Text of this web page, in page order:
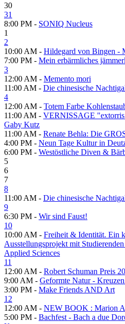
30
31
8:00 PM - SONIQ Nucleus
1
2
10:00 AM - Hildegard von Bingen -
7:00 PM - Mein erbärmliches
3
12:00 AM - Memento mori
11:00 AM - Die chinesische
4
12:00 AM - Totem Farbe
11:00 AM - VERNISSAGE
Gaby Kutz
11:00 AM - Renate Behla: Die
4:00 PM - Neun Tage Kultur in
6:00 PM - Westöstliche Diven &
5
6
7
8
11:00 AM - Die chinesische
9
6:30 PM - Wir sind Faust!
10
10:00 AM - Freiheit & Identität. Ein
Ausstellungsprojekt mit
Applied Sciences
11
12:00 AM - Robert Schuman Preis
9:00 AM - Geformte Natur -
3:00 PM - Make Friends AND Art
12
12:00 AM - NEW BOOK : Marion
5:00 PM - Bachfest - Bach a due